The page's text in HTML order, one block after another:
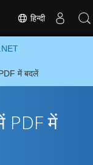
हिन्दी
में बदलें
PDF में